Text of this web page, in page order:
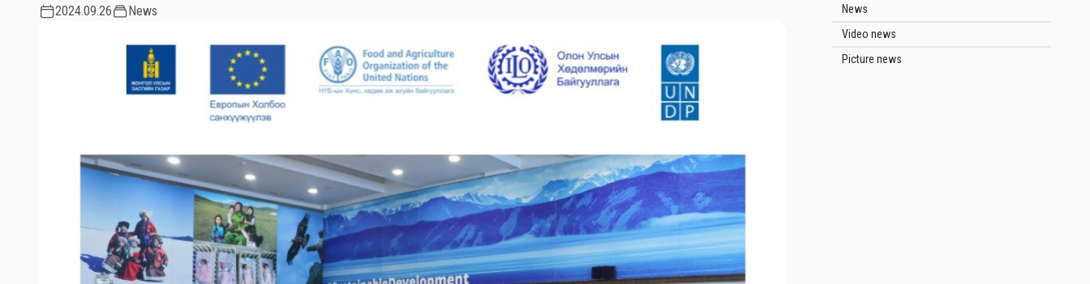
News
Video news
Picture news
2024.09.26 News